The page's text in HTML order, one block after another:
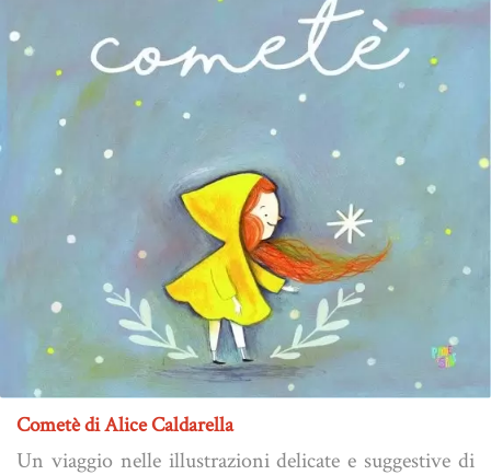
Cometè di Alice Caldarella
Un viaggio nelle illustrazioni delicate e suggestive di